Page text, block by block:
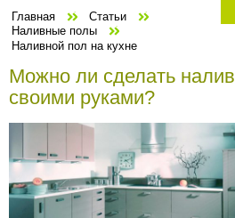
Главная
Статьи
Наливные полы
Наливной пол на кухне
Можно ли сделать
своими руками?